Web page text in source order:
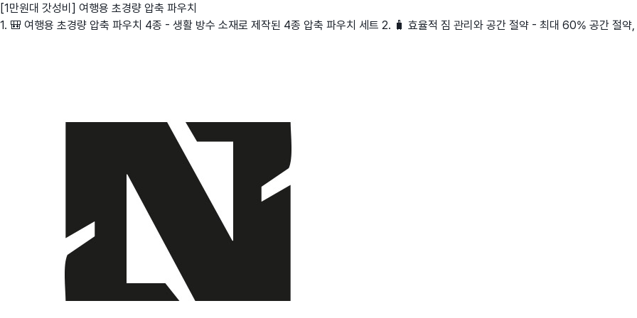
[1만원대 갓성비] 여행용 초경량 압축 파우치
1. 🎒 여행용 초경량 압축 파우치 4종 - 생활 방수 소재로 제작된 4종 압축 파우치 세트 2. 🧳 효율적 짐 관리와 공간 절약 - 최대 60% 공간 절약